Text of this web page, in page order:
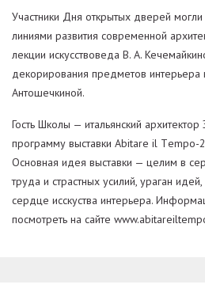
Участники Дня открытых дверей
линиями развития современной
лекции искусствоведа В. А.
декорирования предметов интерьера
Антошечкиной.
Гость Школы — итальянский
программу выставки Abitare il Тempo-
Основная идея выставки — целим в
труда и страстных усилий, ураган
сердце исскуства интерьера.
посмотреть на сайте